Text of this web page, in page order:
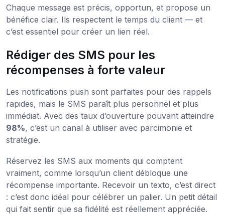
Chaque message est précis, opportun, et propose un
bénéfice clair. Ils respectent le temps du client — et
c’est essentiel pour créer un lien réel.
Rédiger des SMS pour les
récompenses à forte valeur
Les notifications push sont parfaites pour des rappels
rapides, mais le SMS paraît plus personnel et plus
immédiat. Avec des taux d’ouverture pouvant atteindre
98%, c’est un canal à utiliser avec parcimonie et
stratégie.
Réservez les SMS aux moments qui comptent
vraiment, comme lorsqu’un client débloque une
récompense importante. Recevoir un texto, c’est direct
: c’est donc idéal pour célébrer un palier. Un petit détail
qui fait sentir que sa fidélité est réellement appréciée.